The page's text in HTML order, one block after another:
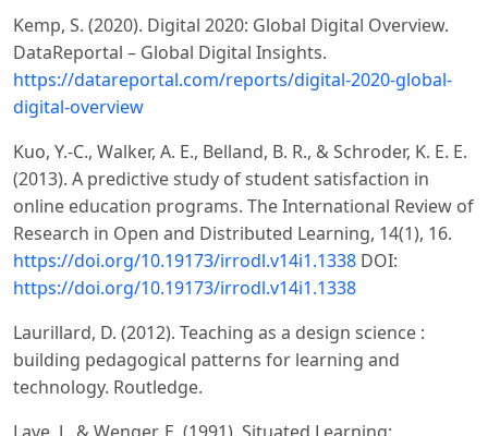
Kemp, S. (2020). Digital 2020: Global Digital Overview.
DataReportal – Global Digital Insights.
https://datareportal.com/reports/digital-2020-global-
digital-overview
Kuo, Y.-C., Walker, A. E., Belland, B. R., & Schroder, K. E. E.
(2013). A predictive study of student satisfaction in
online education programs. The International Review of
Research in Open and Distributed Learning, 14(1), 16.
https://doi.org/10.19173/irrodl.v14i1.1338 DOI:
https://doi.org/10.19173/irrodl.v14i1.1338
Laurillard, D. (2012). Teaching as a design science :
building pedagogical patterns for learning and
technology. Routledge.